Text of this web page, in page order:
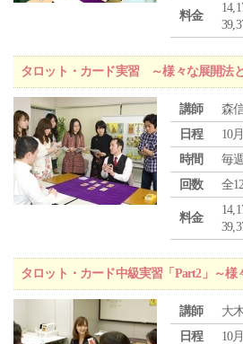
料金
タロット・カード実習 ～様々な展開法
講師
森
日程
10
時間
毎
回数
全
料金
タロット・カード中級実習「Part2」～
講師
大
日程
10